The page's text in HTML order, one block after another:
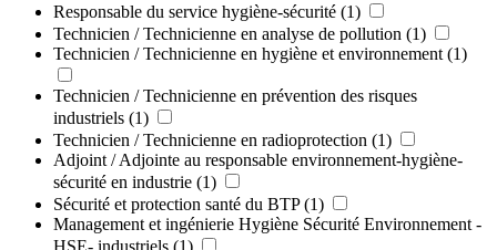
Responsable du service hygiène-sécurité (1)
Technicien / Technicienne en analyse de pollution (1)
Technicien / Technicienne en hygiène et environnement (1)
Technicien / Technicienne en prévention des risques
industriels (1)
Technicien / Technicienne en radioprotection (1)
Adjoint / Adjointe au responsable environnement-hygiène-
sécurité en industrie (1)
Sécurité et protection santé du BTP (1)
Management et ingénierie Hygiène Sécurité Environnement -
HSE- industriels (1)